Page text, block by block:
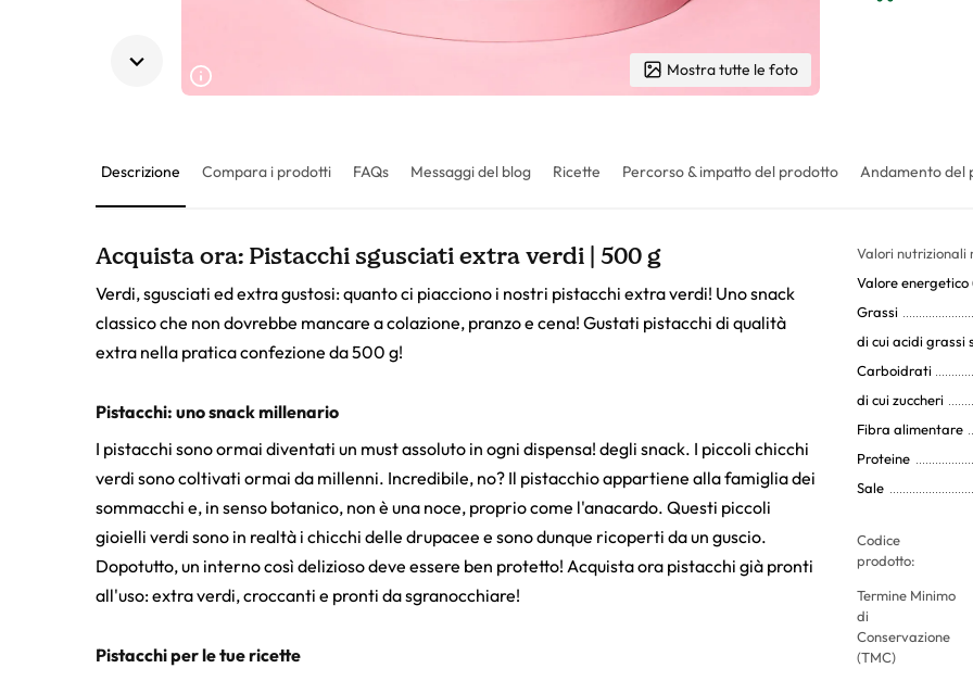
Mostra tutte le foto
Descrizione Compara i prodotti FAQs Messaggi del blog Ricette Percorso & impatto del prodotto Andamento del
Acquista ora: Pistacchi sgusciati extra verdi | 500 g
Verdi, sgusciati ed extra gustosi: quanto ci piacciono i nostri pistacchi extra verdi! Uno snack
classico che non dovrebbe mancare a colazione, pranzo e cena! Gustati pistacchi di qualità
extra nella pratica confezione da 500 g!
Pistacchi: uno snack millenario
I pistacchi sono ormai diventati un must assoluto in ogni dispensa! degli snack. I piccoli chicchi
verdi sono coltivati ormai da millenni. Incredibile, no? Il pistacchio appartiene alla famiglia dei
sommacchi e, in senso botanico, non è una noce, proprio come l'anacardo. Questi piccoli
gioielli verdi sono in realtà i chicchi delle drupacee e sono dunque ricoperti da un guscio.
Dopotutto, un interno così delizioso deve essere ben protetto! Acquista ora pistacchi già pronti
all'uso: extra verdi, croccanti e pronti da sgranocchiare!
Pistacchi per le tue ricette
Valori nutrizionali
Valore energetico
Grassi
di cui acidi grassi
Carboidrati
di cui zuccheri
Fibra alimentare
Proteine
Sale
Codice
prodotto:
Termine Minimo
di
Conservazione
(TMC)